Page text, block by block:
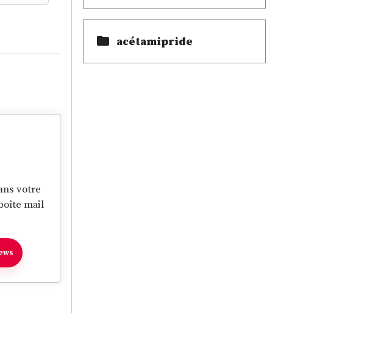
votre
mail
acétamipride